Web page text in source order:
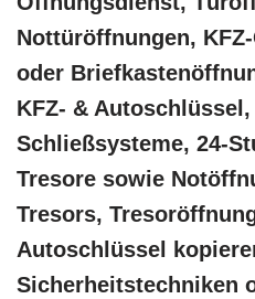
Nottüröffnungen,
oder
KFZ- &
Schließsysteme, 24-
Tresore sowie
Tresors,
Autoschlüssel
Sicherheitstechniken